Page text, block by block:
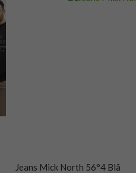
Jeans Mick North 56°4 Blå